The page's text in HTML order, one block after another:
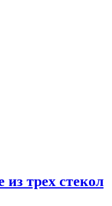
трех стекол